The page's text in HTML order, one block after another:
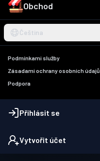
Obchod
Čeština
Podmínkami služby
Zásadami ochrany osobních údajů
Podpora
Přihlásit se
Vytvořit účet